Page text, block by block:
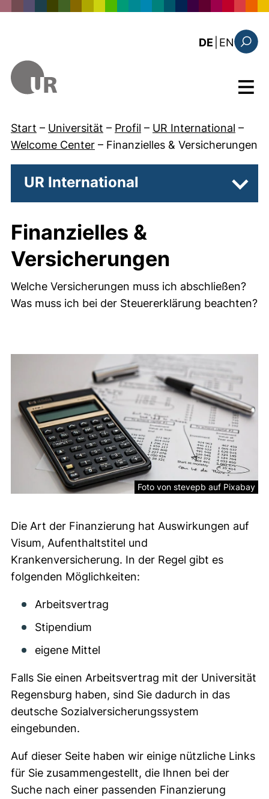
DE EN: this
Menü
Start – Universität – Profil – UR International –
Welcome Center – Finanzielles & Versicherungen
UR International
Finanzielles &
Versicherungen
Welche Versicherungen muss ich abschließen?
Was muss ich bei der Steuererklärung beachten?
Finanzielles &
Foto von stevepb auf Pixabay
Die Art der Finanzierung hat Auswirkungen auf
Visum, Aufenthaltstitel und
Krankenversicherung. In der Regel gibt es
folgenden Möglichkeiten:
Arbeitsvertrag
Stipendium
eigene Mittel
Falls Sie einen Arbeitsvertrag mit der Universität
Regensburg haben, sind Sie dadurch in das
deutsche Sozialversicherungssystem
eingebunden.
Auf dieser Seite haben wir einige nützliche Links
für Sie zusammengestellt, die Ihnen bei der
Suche nach einer passenden Finanzierung